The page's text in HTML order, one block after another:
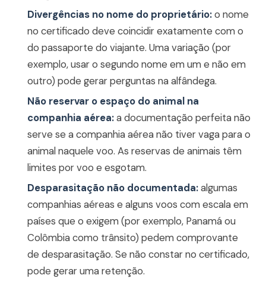
Divergências no nome do proprietário:o nome
no certificado deve coincidir exatamente com o
do passaporte do viajante. Uma variação (por
exemplo, usar o segundo nome em um e não em
outro) pode gerar perguntas na alfândega.
Não reservar o espaço do animal na
companhia aérea:a documentação perfeita não
serve se a companhia aérea não tiver vaga para o
animal naquele voo. As reservas de animais têm
limites por voo e esgotam.
Desparasitação não documentada:algumas
companhias aéreas e alguns voos com escala em
países que o exigem (por exemplo, Panamá ou
Colômbia como trânsito) pedem comprovante
de desparasitação. Se não constar no certificado,
pode gerar uma retenção.